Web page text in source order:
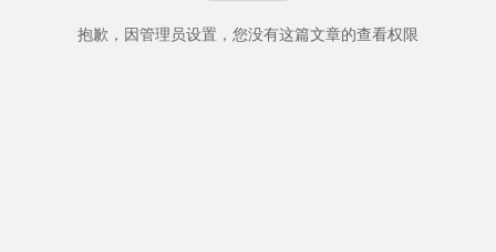
抱歉，因管理员设置，您没有这篇文章的查看权限